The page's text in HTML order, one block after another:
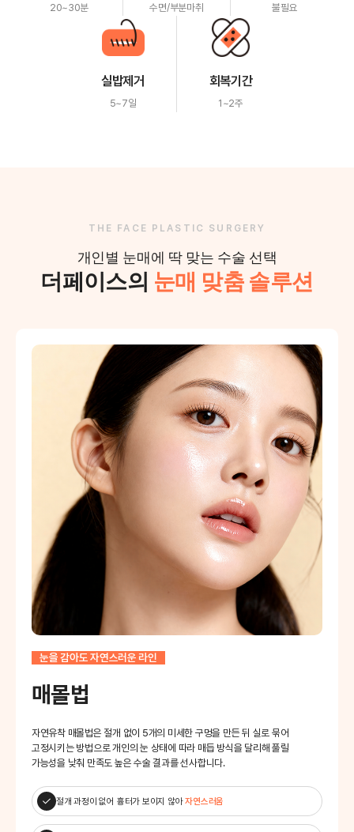
20~30분 수면/부분마취 불필요
실밥제거
5~7일
회복기간
1~2주
THE FACE PLASTIC SURGERY
개인별 눈매에 딱 맞는 수술 선택
더페이스의 눈매 맞춤 솔루션
눈을 감아도 자연스러운 라인
매몰법
자연유착 매몰법은 절개 없이 5개의 미세한 구멍을 만든 뒤 실로 묶어
고정시키는 방법으로 개인의 눈 상태에 따라 매듭 방식을 달리해 풀릴
가능성을 낮춰 만족도 높은 수술 결과를 선사합니다.
절개 과정이 없어 흉터가 보이지 않아자연스러움